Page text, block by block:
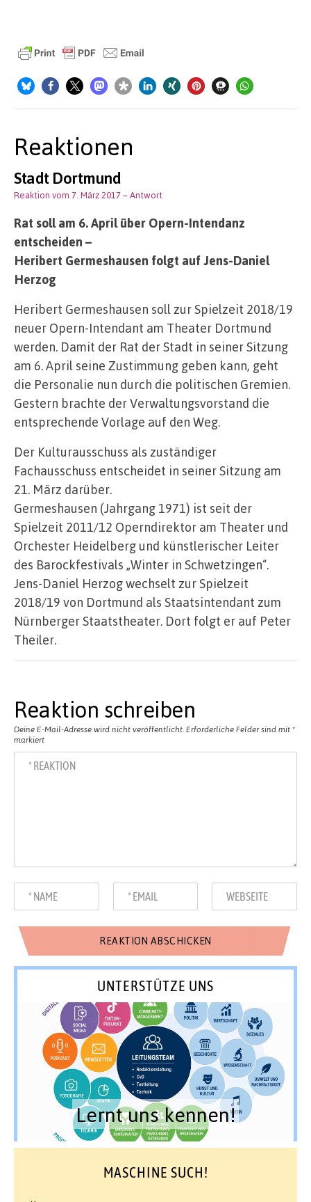
Reaktionen
Stadt Dortmund
Reaktion vom 7. März 2017– Antwort
Rat soll am 6. April über Opern-Intendanz
entscheiden –
Heribert Germeshausen folgt auf Jens-Daniel
Herzog
Heribert Germeshausen soll zur Spielzeit 2018/19
neuer Opern-Intendant am Theater Dortmund
werden. Damit der Rat der Stadt in seiner Sitzung
am 6. April seine Zustimmung geben kann, geht
die Personalie nun durch die politischen Gremien.
Gestern brachte der Verwaltungsvorstand die
entsprechende Vorlage auf den Weg.
Der Kulturausschuss als zuständiger
Fachausschuss entscheidet in seiner Sitzung am
21. März darüber.
Germeshausen (Jahrgang 1971) ist seit der
Spielzeit 2011/12 Operndirektor am Theater und
Orchester Heidelberg und künstlerischer Leiter
des Barockfestivals „Winter in Schwetzingen“.
Jens-Daniel Herzog wechselt zur Spielzeit
2018/19 von Dortmund als Staatsintendant zum
Nürnberger Staatstheater. Dort folgt er auf Peter
Theiler.
Reaktion schreiben
Deine E-Mail-Adresse wird nicht veröffentlicht. Erforderliche Felder sind mit *
markiert
UNTERSTÜTZE UNS
Lernt uns kennen!
MASCHINE SUCH!